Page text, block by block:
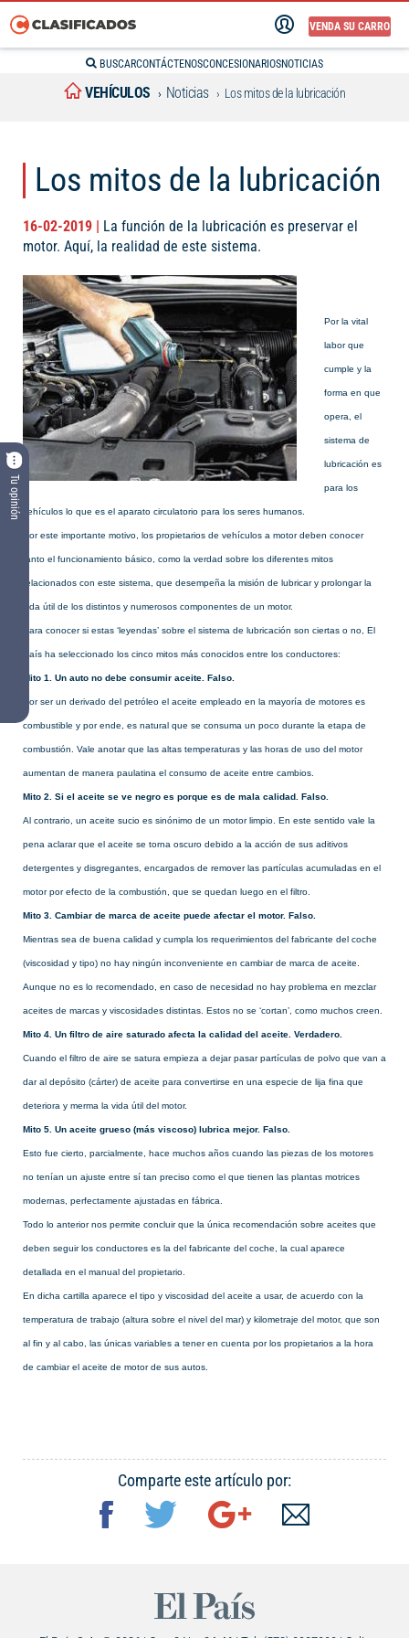
VENDA SU CARRO
BUSCARCONTÁCTENOSCONCESIONARIOSNOTICIAS
VEHÍCULOS Noticias Los mitos de la lubricación
Los mitos de la lubricación
16-02-2019 | La función de la lubricación es preservar el
motor. Aquí, la realidad de este sistema.
Por la vital
labor que
cumple y la
forma en que
opera, el
sistema de
lubricación es
para los
vehículos lo que es el aparato circulatorio para los seres humanos.
Por este importante motivo, los propietarios de vehículos a motor deben conocer
tanto el funcionamiento básico, como la verdad sobre los diferentes mitos
relacionados con este sistema, que desempeña la misión de lubricar y prolongar la
vida útil de los distintos y numerosos componentes de un motor.
Para conocer si estas ‘leyendas’ sobre el sistema de lubricación son ciertas o no, El
País ha seleccionado los cinco mitos más conocidos entre los conductores:
Mito 1. Un auto no debe consumir aceite. Falso.
Por ser un derivado del petróleo el aceite empleado en la mayoría de motores es
combustible y por ende, es natural que se consuma un poco durante la etapa de
combustión. Vale anotar que las altas temperaturas y las horas de uso del motor
aumentan de manera paulatina el consumo de aceite entre cambios.
Mito 2. Si el aceite se ve negro es porque es de mala calidad. Falso.
Al contrario, un aceite sucio es sinónimo de un motor limpio. En este sentido vale la
pena aclarar que el aceite se torna oscuro debido a la acción de sus aditivos
detergentes y disgregantes, encargados de remover las partículas acumuladas en el
motor por efecto de la combustión, que se quedan luego en el filtro.
Mito 3. Cambiar de marca de aceite puede afectar el motor. Falso.
Mientras sea de buena calidad y cumpla los requerimientos del fabricante del coche
(viscosidad y tipo) no hay ningún inconveniente en cambiar de marca de aceite.
Aunque no es lo recomendado, en caso de necesidad no hay problema en mezclar
aceites de marcas y viscosidades distintas. Estos no se ‘cortan’, como muchos creen.
Mito 4. Un filtro de aire saturado afecta la calidad del aceite. Verdadero.
Cuando el filtro de aire se satura empieza a dejar pasar partículas de polvo que van a
dar al depósito (cárter) de aceite para convertirse en una especie de lija fina que
deteriora y merma la vida útil del motor.
Mito 5. Un aceite grueso (más viscoso) lubrica mejor. Falso.
Esto fue cierto, parcialmente, hace muchos años cuando las piezas de los motores
no tenían un ajuste entre sí tan preciso como el que tienen las plantas motrices
modernas, perfectamente ajustadas en fábrica.
Todo lo anterior nos permite concluir que la única recomendación sobre aceites que
deben seguir los conductores es la del fabricante del coche, la cual aparece
detallada en el manual del propietario.
En dicha cartilla aparece el tipo y viscosidad del aceite a usar, de acuerdo con la
temperatura de trabajo (altura sobre el nivel del mar) y kilometraje del motor, que son
al fin y al cabo, las únicas variables a tener en cuenta por los propietarios a la hora
de cambiar el aceite de motor de sus autos.
Tu opinión
Comparte este artículo por: